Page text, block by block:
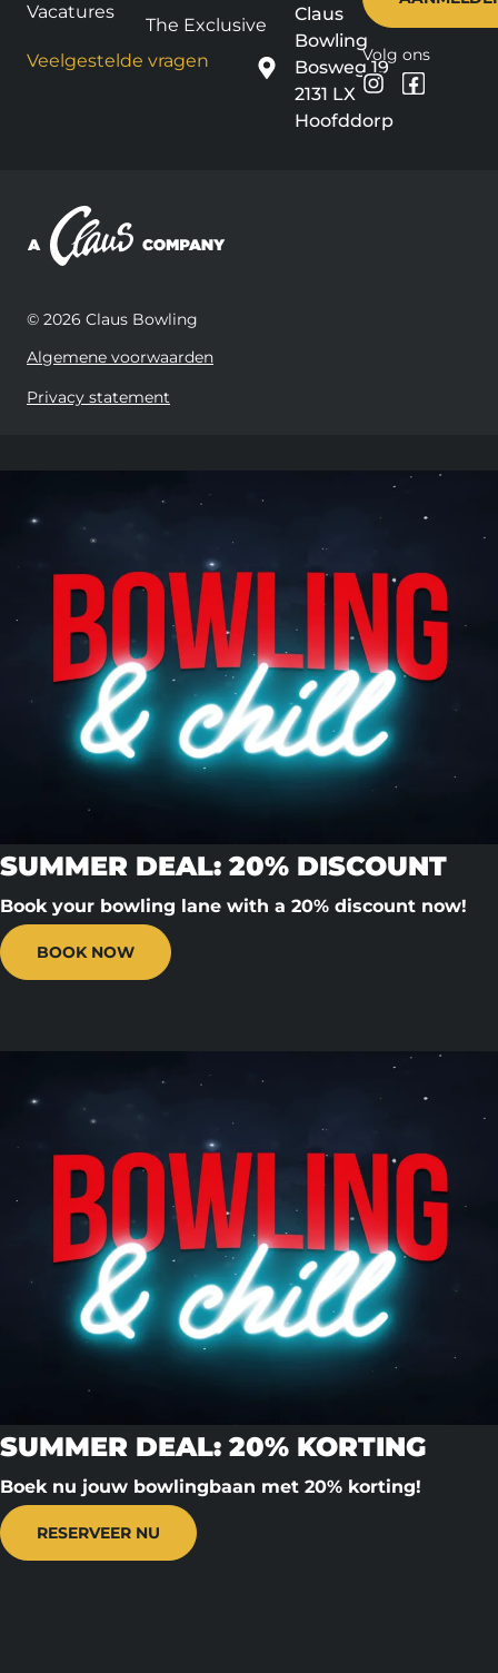
Vacatures
Veelgestelde vragen
The Exclusive
Claus
Bowling
Bosweg 19
2131 LX
Hoofddorp
Volg ons
© 2026 Claus Bowling
Algemene voorwaarden
Privacy statement
SUMMER DEAL: 20% DISCOUNT
Book your bowling lane with a 20% discount now!
BOOK NOW
SUMMER DEAL: 20% KORTING
Boek nu jouw bowlingbaan met 20% korting!
RESERVEER NU